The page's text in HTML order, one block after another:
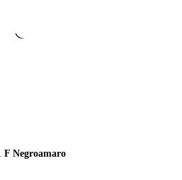
F Negroamaro